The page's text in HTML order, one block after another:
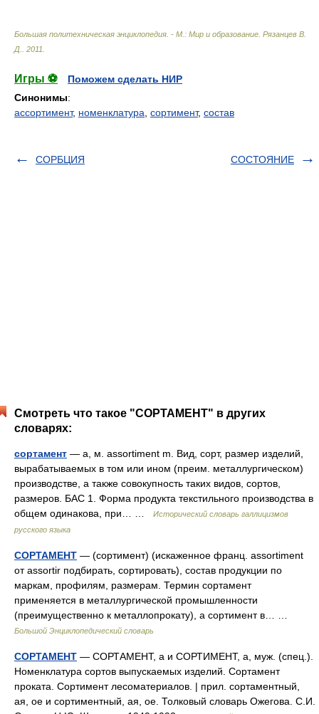
Большая политехническая энциклопедия. - М.: Мир и образование Рязанцев В.
Д.
2011
Игры ⚽
Поможем сделать НИР
Синонимы:
ассортимент, номенклатура сортимент, состав
СОРБЦИЯ СОСТОЯНИЕ
Смотреть что такое "СОРТАМЕНТ" в других
словарях:
сортамент — а, м. assortiment m. Вид, сорт, размер изделий,
вырабатываемых в том или ином (преим. металлургическом)
производстве, а также совокупность таких видов, сортов,
размеров. БАС 1. Форма продукта текстильного производства в
общем одинакова, при… …
Исторический словарь галлицизмов
русского языка
СОРТАМЕНТ — (сортимент) (искаженное франц. assortiment
от assortir подбирать, сортировать), состав продукции по
маркам, профилям, размерам. Термин сортамент
применяется в металлургической промышленности
(преимущественно к металлопрокату), а сортимент в… …
Большой Энциклопедический словарь
СОРТАМЕНТ — СОРТАМЕНТ, а и СОРТИМЕНТ, а, муж. (спец.).
Номенклатура сортов выпускаемых изделий. Сортамент
проката. Сортимент лесоматериалов. | прил. сортаментный,
ая, ое и сортиментный, ая, ое. Толковый словарь Ожегова. С.И.